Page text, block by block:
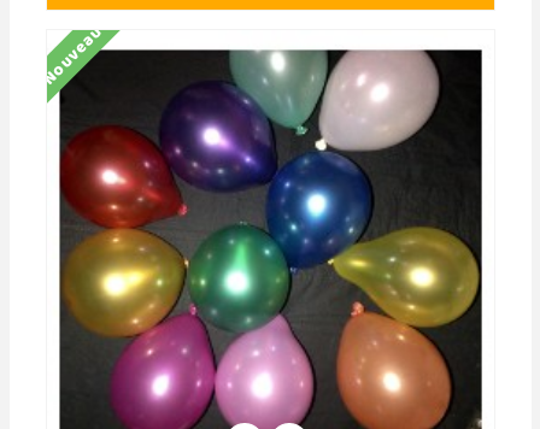
Nouveau